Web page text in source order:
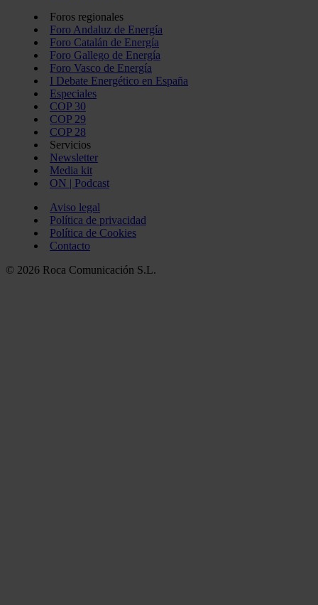
Foros regionales
Foro Andaluz de Energía
Foro Catalán de Energía
Foro Gallego de Energía
Foro Vasco de Energía
I Debate Energético en España
Especiales
COP 30
COP 29
COP 28
Servicios
Newsletter
Media kit
ON | Podcast
Aviso legal
Política de privacidad
Política de Cookies
Contacto
© 2026 Roca Comunicación S.L.